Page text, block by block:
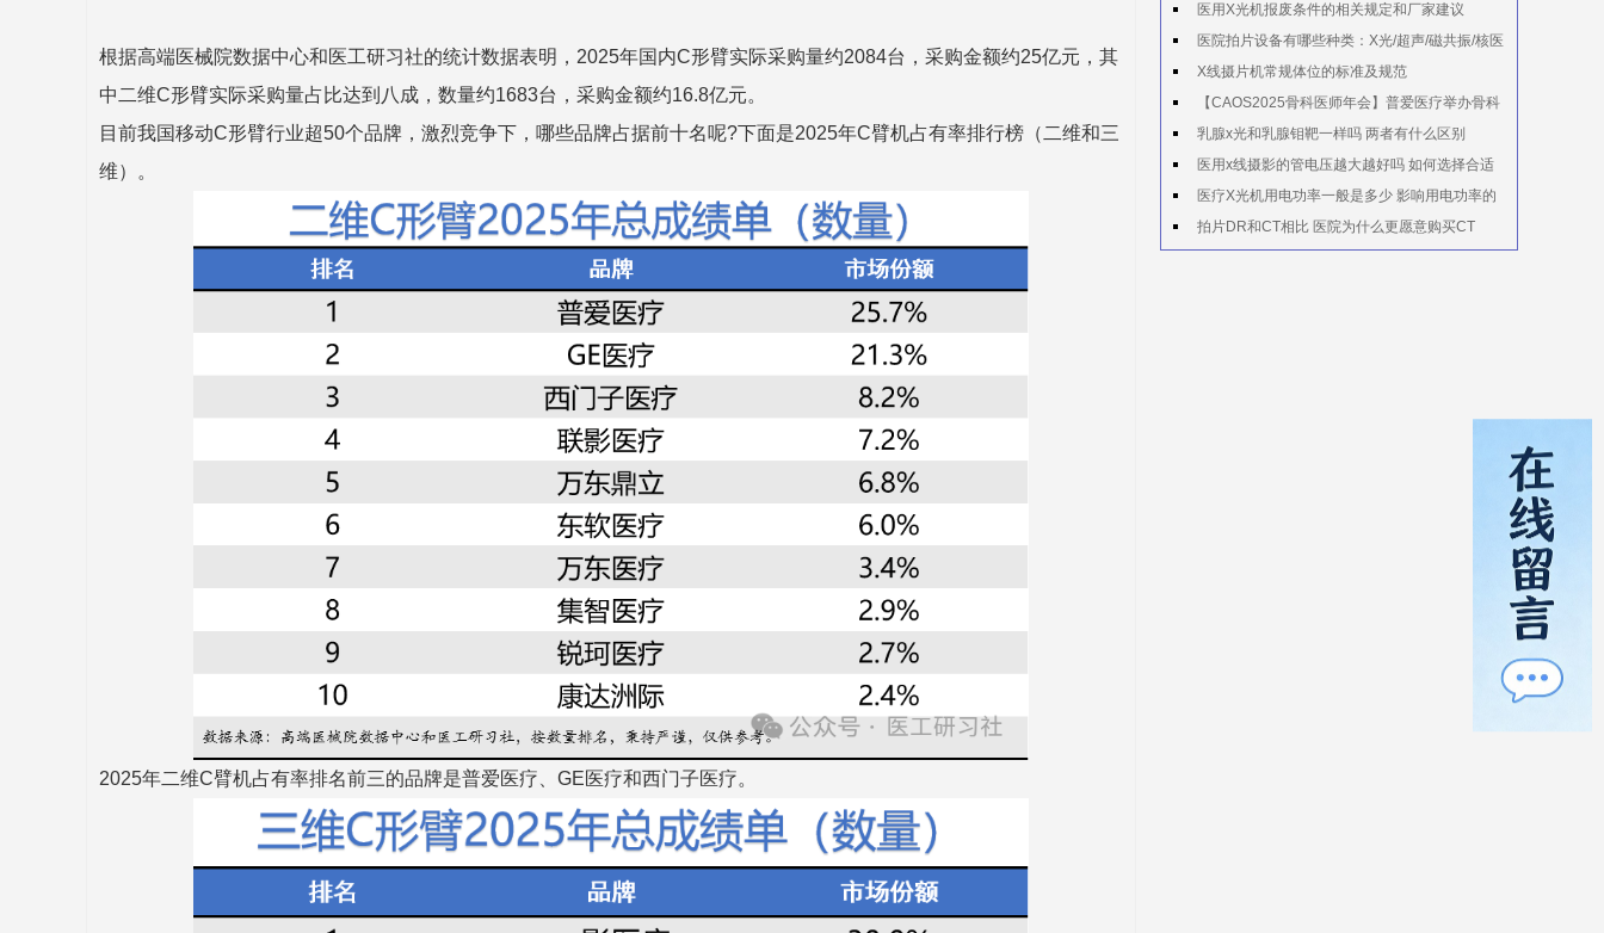
根据高端医械院数据中心和医工研习社的统计数据表明，2025年国内C形臂实际采购量约2084台，采购金额约25亿元，其
中二维C形臂实际采购量占比达到八成，数量约1683台，采购金额约16.8亿元。
目前我国移动C形臂行业超50个品牌，激烈竞争下，哪些品牌占据前十名呢?下面是2025年C臂机占有率排行榜（ 二维和三
维）。
2025年二维C臂机占有率排名前三的品牌是普爱医疗、GE医疗和西门子医疗。
医用X光机报废条件的相关规定和厂家建议
医院拍片设备有哪些种类：X光/超声/磁共振/核医
学
X线摄片机常规体位的标准及规范
【CAOS2025骨科医师年会】普爱医疗举办骨科
手术机器人实操体验活动
乳腺x光和乳腺钼靶一样吗 两者有什么区别
医用x线摄影的管电压越大越好吗 如何选择合适
的管电压医疗X光机用电功率一般是多少 影响用电功率的
因素有哪些
拍片DR和CT相比 医院为什么更愿意购买CT